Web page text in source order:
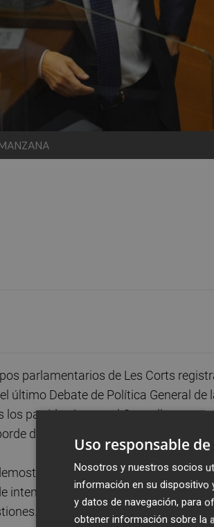
parlamentarios de Les Corts
último Debate de Política General
los partidos instan al Consell a
determinadas cuestiones si la
que los textos, en la
intenciones o sirven para que las
Sin embargo, no dejan de ser
Uso responsable
Nosotros y nuestros socios
información en su dispositivo
y datos de navegación, para
obtener información sobre la